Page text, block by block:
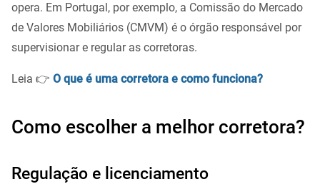
opera. Em Portugal, por exemplo, a Comissão do Mercado
de Valores Mobiliários (CMVM) é o órgão responsável por
supervisionar e regular as corretoras.
Leia 👉 O que é uma corretora e como funciona?
Como escolher a melhor corretora?
Regulação e licenciamento